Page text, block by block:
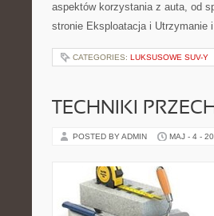
aspektów korzystania z auta, od
stronie Eksploatacja i Utrzymanie
CATEGORIES: LUKSUSOWE SUV-Y
TECHNIKI
POSTED BY ADMIN MAJ - 4 -